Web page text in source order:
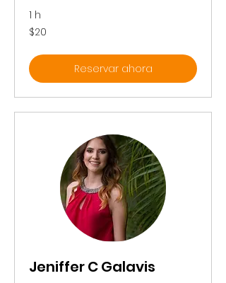
1 h
20
pesos
$20
Reservar ahora
Jeniffer C Galavis